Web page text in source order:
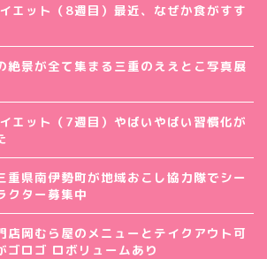
エット（8週目）最近、なぜか食がすす
絶景が全て集まる三重のええとこ写真展
エット（7週目）やばいやばい習慣化が
重県南伊勢町が地域おこし協力隊でシー
クター募集中
店岡むら屋のメニューとテイクアウト可
ゴロゴ ロボリュームあり